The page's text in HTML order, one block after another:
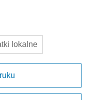
lokalne